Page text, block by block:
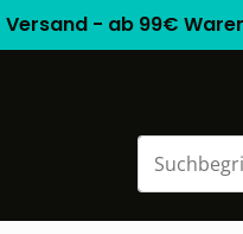
Versand - ab 99€